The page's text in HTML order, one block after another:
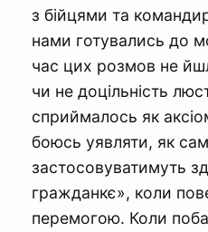
з бійцями та
нами готувались до
час цих розмов не
чи не доцільність
сприймалось як
боюсь уявляти, як
застосовуватимуть
гражданкє», коли
перемогою. Коли